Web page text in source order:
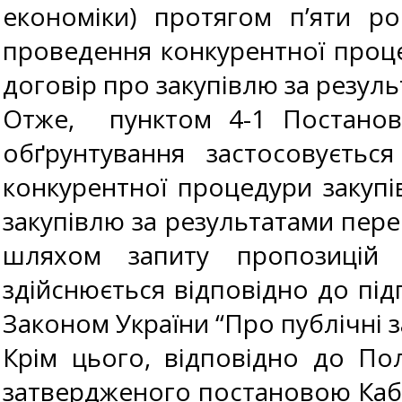
економіки) протягом п’яти
проведення конкурентної
договір про закупівлю за
Отже, пунктом 4-1
обґрунтування
конкурентної процедури
закупівлю за результатами
шляхом запиту пропозицій
здійснюється відповідно до
Законом України “Про публічні
Крім цього, відповідно до
затвердженого постановою